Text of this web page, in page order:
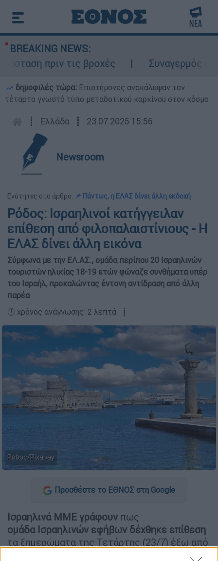
BREAKING NEWS:
πριν τις βροχές
Συναγερμός
δημοφιλές τώρα: Επιστήμονες ανακάλυψαν τον
τέταρτο γνωστό τύπο μεταδοτικού καρκίνου στον κόσμο
┋ Ελλάδα ┋ 23.07.2025 15:56
Newsroom
Ενότητες στο άρθρο: 📌 Πάντως, η ΕΛΑΣ δίνει άλλη εκδοχή
Ρόδος: Ισραηλινοί κατήγγειλαν
επίθεση από φιλοπαλαιστίνιους - Η
ΕΛΑΣ δίνει άλλη εικόνα
Σύμφωνα με την ΕΛ.ΑΣ., ομάδα περίπου 20 Ισραηλινών
τουριστών ηλικίας 18-19 ετών φώναζε συνθήματα υπέρ
του Ισραήλ, προκαλώντας έντονη αντίδραση από άλλη
παρέα
🕛 χρόνος ανάγνωσης: 2 λεπτά ┋
Ρόδος/Pixabay
Προσθέστε το ΕΘΝΟΣ στη Google
Ισραηλινά ΜΜΕ γράφουν πως
ομάδα Ισραηλινών εφήβων δέχθηκε επίθεση
τα ξημερώματα της Τετάρτης (23/7) έξω από